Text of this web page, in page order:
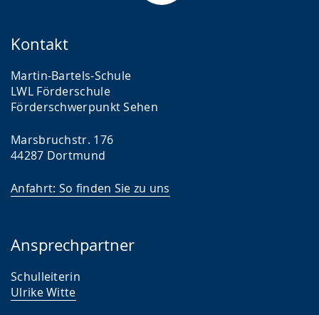
Kontakt
Martin-Bartels-Schule
LWL Förder­schule
Förderschwer­punkt Sehen
Marsbruchstr. 176
44287 Dortmund
Anfahrt: So finden Sie zu uns
Ansprechpartner
Schulleiterin
Ulrike Witte